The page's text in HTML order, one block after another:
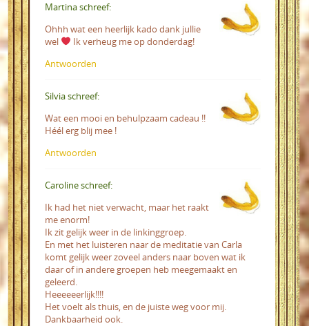
Martina schreef:
Ohhh wat een heerlijk kado dank jullie
wel
Ik verheug me op donderdag!
Antwoorden
Silvia schreef:
Wat een mooi en behulpzaam cadeau !!
Héél erg blij mee !
Antwoorden
Caroline schreef:
Ik had het niet verwacht, maar het raakt
me enorm!
Ik zit gelijk weer in de linkinggroep.
En met het luisteren naar de meditatie van Carla
komt gelijk weer zoveel anders naar boven wat ik
daar of in andere groepen heb meegemaakt en
geleerd.
Heeeeeerlijk!!!!
Het voelt als thuis, en de juiste weg voor mij.
Dankbaarheid ook.